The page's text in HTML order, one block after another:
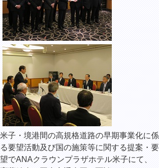
米子・境港間の高規格道路の早期事業化に係
る要望活動及び国の施策等に関する提案・要
望でANAクラウンプラザホテル米子にて、